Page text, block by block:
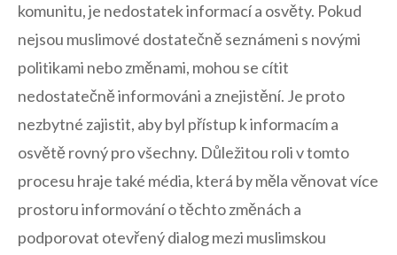
‌komunitu, je nedostatek informací a osvěty. Pokud
nejsou muslimové dostatečně seznámeni s ​novými
politikami ‍nebo změnami, ​mohou se‌ cítit
nedostatečně informováni a znejistění. Je ⁤proto
nezbytné​ zajistit, aby byl přístup ‍k informacím a
osvětě rovný⁤ pro ‍všechny. Důležitou‌ roli v tomto
⁣procesu⁣ hraje také média, která by měla ​věnovat více
prostoru informování o⁤ těchto změnách a
podporovat otevřený dialog mezi muslimskou